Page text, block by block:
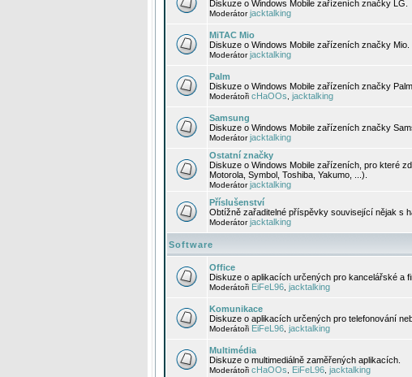
Diskuze o Windows Mobile zařízeních značky LG.
Moderátorjacktalking
MiTAC Mio
Diskuze o Windows Mobile zařízeních značky Mio.
Moderátorjacktalking
Palm
Diskuze o Windows Mobile zařízeních značky
Moderátoři cHaOOs jacktalking
Samsung
Diskuze o Windows Mobile zařízeních značky
Moderátorjacktalking
Ostatní značky
Diskuze o Windows Mobile zařízeních, pro které
Motorola, Symbol, Toshiba, Yakumo, ...).
Moderátorjacktalking
Příslušenství
Obtížně zařaditelné příspěvky související nějak s
Moderátorjacktalking
Software
Office
Diskuze o aplikacích určených pro kancelářské a
Moderátoři EiFeL96 jacktalking
Komunikace
Diskuze o aplikacích určených pro telefonování
Moderátoři EiFeL96 jacktalking
Multimédia
Diskuze o multimediálně zaměřených aplikacích.
Moderátoři cHaOOs EiFeL96 jacktalking